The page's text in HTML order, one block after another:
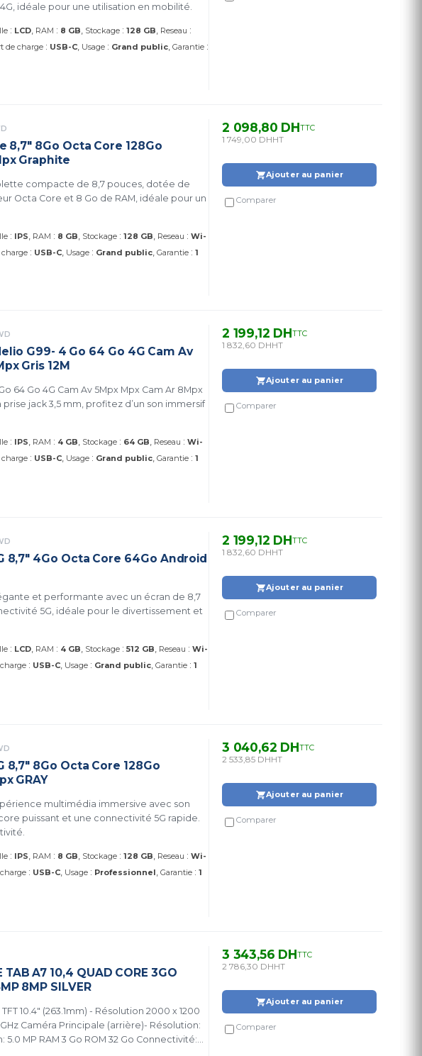
idéale pour une utilisation en mobilité.
: LCD RAM : 8 GB Stockage : 128 GB Reseau :
de charge : USB-C Usage : Grand public Garantie :
8,7" 8Go Octa Core 128Go
Graphite
compacte de 8,7 pouces, dotée de
Octa Core et 8 Go de RAM, idéale pour un
: IPS RAM : 8 GB Stockage : 128 GB Reseau : Wi-
charge : USB-C Usage : Grand public Garantie : 1
2 098,80 DHTTC
1 749,00 DHHT
Ajouter au panier
Comparer
G99- 4 Go 64 Go 4G Cam Av
Gris 12M
64 Go 4G Cam Av 5Mpx Mpx Cam Ar 8Mpx
prise jack 3,5 mm, profitez d’un son immersif
: IPS RAM : 4 GB Stockage : 64 GB Reseau : Wi-
charge : USB-C Usage : Grand public Garantie : 1
2 199,12 DHTTC
1 832,60 DHHT
Ajouter au panier
Comparer
8,7" 4Go Octa Core 64Go Android
et performante avec un écran de 8,7
5G, idéale pour le divertissement et
: LCD RAM : 4 GB Stockage : 512 GB Reseau : Wi-
: USB-C Usage : Grand public Garantie : 1
2 199,12 DHTTC
1 832,60 DHHT
Ajouter au panier
Comparer
8,7" 8Go Octa Core 128Go
GRAY
multimédia immersive avec son
puissant et une connectivité 5G rapide.
: IPS RAM : 8 GB Stockage : 128 GB Reseau : Wi-
: USB-C Usage : Professionnel Garantie : 1
3 040,62 DHTTC
2 533,85 DHHT
Ajouter au panier
Comparer
TAB A7 10,4 QUAD CORE 3GO
8MP SILVER
10.4" (263.1mm) - Résolution 2000 x 1200
Caméra Principale (arrière)- Résolution:
MP RAM 3 Go ROM 32 Go Connectivité:
3 343,56 DHTTC
2 786,30 DHHT
Ajouter au panier
Comparer